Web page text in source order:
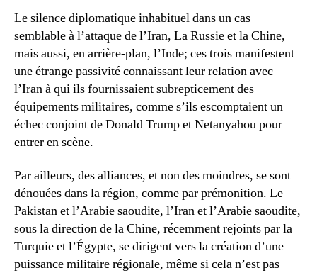
Le silence diplomatique inhabituel dans un cas
semblable à l’attaque de l’Iran, La Russie et la Chine,
mais aussi, en arrière-plan, l’Inde; ces trois manifestent
une étrange passivité connaissant leur relation avec
l’Iran à qui ils fournissaient subrepticement des
équipements militaires, comme s’ils escomptaient un
échec conjoint de Donald Trump et Netanyahou pour
entrer en scène.
Par ailleurs, des alliances, et non des moindres, se sont
dénouées dans la région, comme par prémonition. Le
Pakistan et l’Arabie saoudite, l’Iran et l’Arabie saoudite,
sous la direction de la Chine, récemment rejoints par la
Turquie et l’Égypte, se dirigent vers la création d’une
puissance militaire régionale, même si cela n’est pas